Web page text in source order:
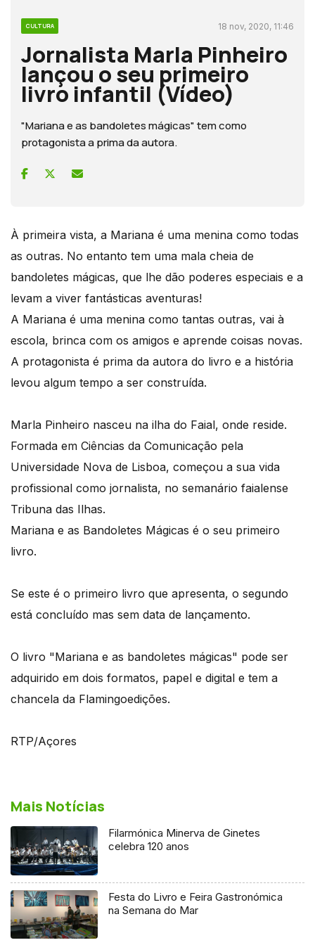
CULTURA 18 nov, 2020, 11:46
Jornalista Marla Pinheiro
lançou o seu primeiro
livro infantil (Vídeo)
"Mariana e as bandoletes mágicas" tem como
protagonista a prima da autora.
À primeira vista, a Mariana é uma menina como todas
as outras. No entanto tem uma mala cheia de
bandoletes mágicas, que lhe dão poderes especiais e a
levam a viver fantásticas aventuras!
A Mariana é uma menina como tantas outras, vai à
escola, brinca com os amigos e aprende coisas novas.
A protagonista é prima da autora do livro e a história
levou algum tempo a ser construída.
Marla Pinheiro nasceu na ilha do Faial, onde reside.
Formada em Ciências da Comunicação pela
Universidade Nova de Lisboa, começou a sua vida
profissional como jornalista, no semanário faialense
Tribuna das Ilhas.
Mariana e as Bandoletes Mágicas é o seu primeiro
livro.
Se este é o primeiro livro que apresenta, o segundo
está concluído mas sem data de lançamento.
O livro "Mariana e as bandoletes mágicas" pode ser
adquirido em dois formatos, papel e digital e tem a
chancela da Flamingoedições.
RTP/Açores
Mais Notícias
Filarmónica Minerva de Ginetes
celebra 120 anos
Festa do Livro e Feira Gastronómica
na Semana do Mar